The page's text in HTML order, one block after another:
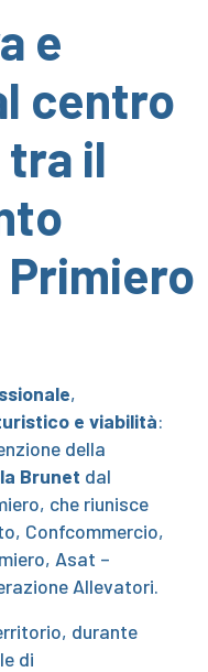
e
centro
tra il
,
e viabilità:
della
Brunet dal
che riunisce
Confcommercio,
Asat –
Allevatori.
durante
di